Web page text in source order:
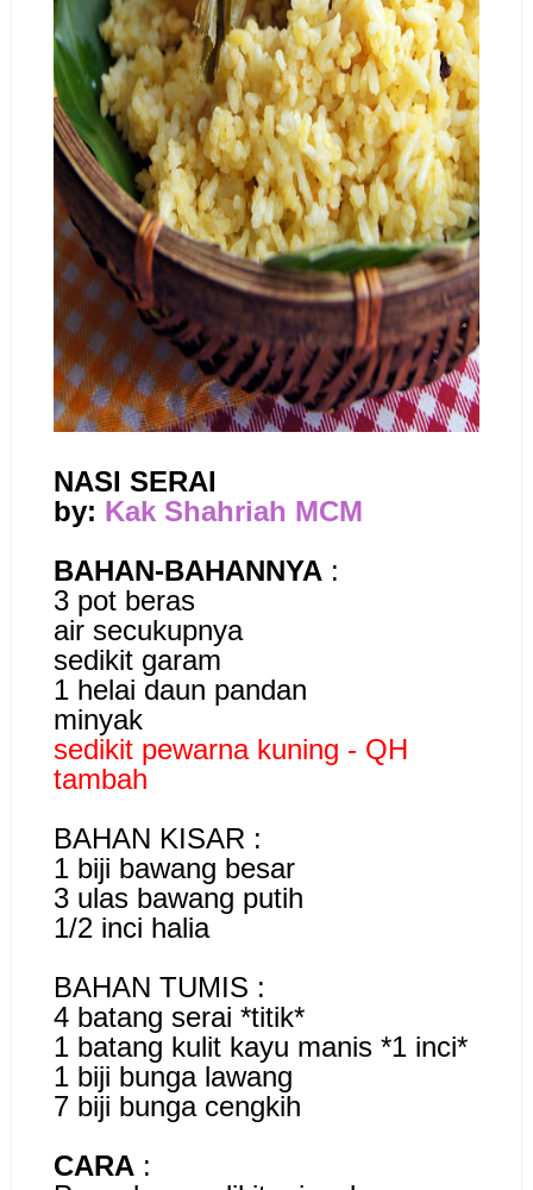
NASI SERAI
by: Kak Shahriah MCM
BAHAN-BAHANNYA:
3 pot beras
air secukupnya
sedikit garam
1 helai daun pandan
minyak
sedikit pewarna kuning - QH
tambah
BAHAN KISAR :
1 biji bawang besar
3 ulas bawang putih
1/2 inci halia
BAHAN TUMIS :
4 batang serai *titik*
1 batang kulit kayu manis *1 inci*
1 biji bunga lawang
7 biji bunga cengkih
CARA: